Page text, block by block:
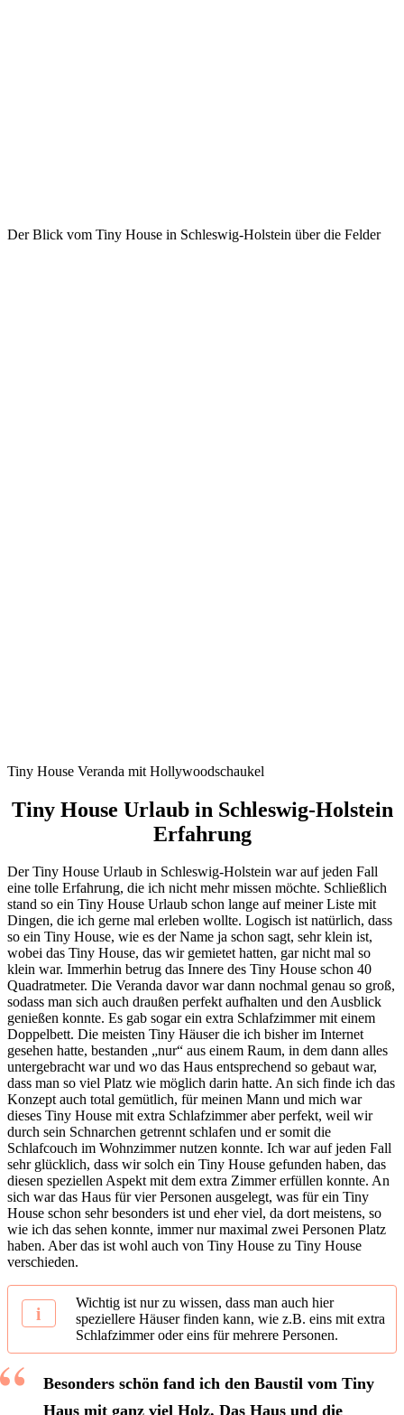
Der Blick vom Tiny House in Schleswig-Holstein über die Felder
Tiny House Veranda mit Hollywoodschaukel
Tiny House Urlaub in Schleswig-Holstein
Erfahrung
Der Tiny House Urlaub in Schleswig-Holstein war auf jeden Fall
eine tolle Erfahrung, die ich nicht mehr missen möchte. Schließlich
stand so ein Tiny House Urlaub schon lange auf meiner Liste mit
Dingen, die ich gerne mal erleben wollte. Logisch ist natürlich, dass
so ein Tiny House, wie es der Name ja schon sagt, sehr klein ist,
wobei das Tiny House, das wir gemietet hatten, gar nicht mal so
klein war. Immerhin betrug das Innere des Tiny House schon 40
Quadratmeter. Die Veranda davor war dann nochmal genau so groß,
sodass man sich auch draußen perfekt aufhalten und den Ausblick
genießen konnte. Es gab sogar ein extra Schlafzimmer mit einem
Doppelbett. Die meisten Tiny Häuser die ich bisher im Internet
gesehen hatte, bestanden „nur“ aus einem Raum, in dem dann alles
untergebracht war und wo das Haus entsprechend so gebaut war,
dass man so viel Platz wie möglich darin hatte. An sich finde ich das
Konzept auch total gemütlich, für meinen Mann und mich war
dieses Tiny House mit extra Schlafzimmer aber perfekt, weil wir
durch sein Schnarchen getrennt schlafen und er somit die
Schlafcouch im Wohnzimmer nutzen konnte. Ich war auf jeden Fall
sehr glücklich, dass wir solch ein Tiny House gefunden haben, das
diesen speziellen Aspekt mit dem extra Zimmer erfüllen konnte. An
sich war das Haus für vier Personen ausgelegt, was für ein Tiny
House schon sehr besonders ist und eher viel, da dort meistens, so
wie ich das sehen konnte, immer nur maximal zwei Personen Platz
haben. Aber das ist wohl auch von Tiny House zu Tiny House
verschieden.
Wichtig ist nur zu wissen, dass man auch hier
speziellere Häuser finden kann, wie z.B. eins mit extra
Schlafzimmer oder eins für mehrere Personen.
Besonders schön fand ich den Baustil vom Tiny
Haus mit ganz viel Holz. Das Haus und die